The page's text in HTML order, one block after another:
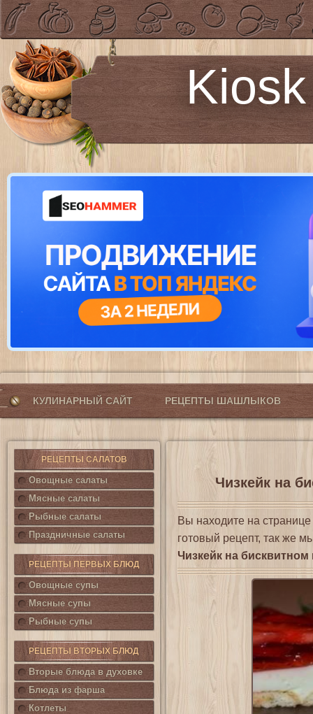
КУЛИНАРНЫЙ САЙТ РЕЦЕПТЫ ШАШЛЫКОВ
РЕЦЕПТЫ САЛАТОВ
Овощные салаты
Мясные салаты
Рыбные салаты
Праздничные салаты
РЕЦЕПТЫ ПЕРВЫХ БЛЮД
Овощные супы
Мясные супы
Рыбные супы
РЕЦЕПТЫ ВТОРЫХ БЛЮД
Вторые блюда в духовке
Блюда из фарша
Котлеты
Чизкейк на
Вы находите на странице
готовый рецепт, так же
Чизкейк на бисквитном